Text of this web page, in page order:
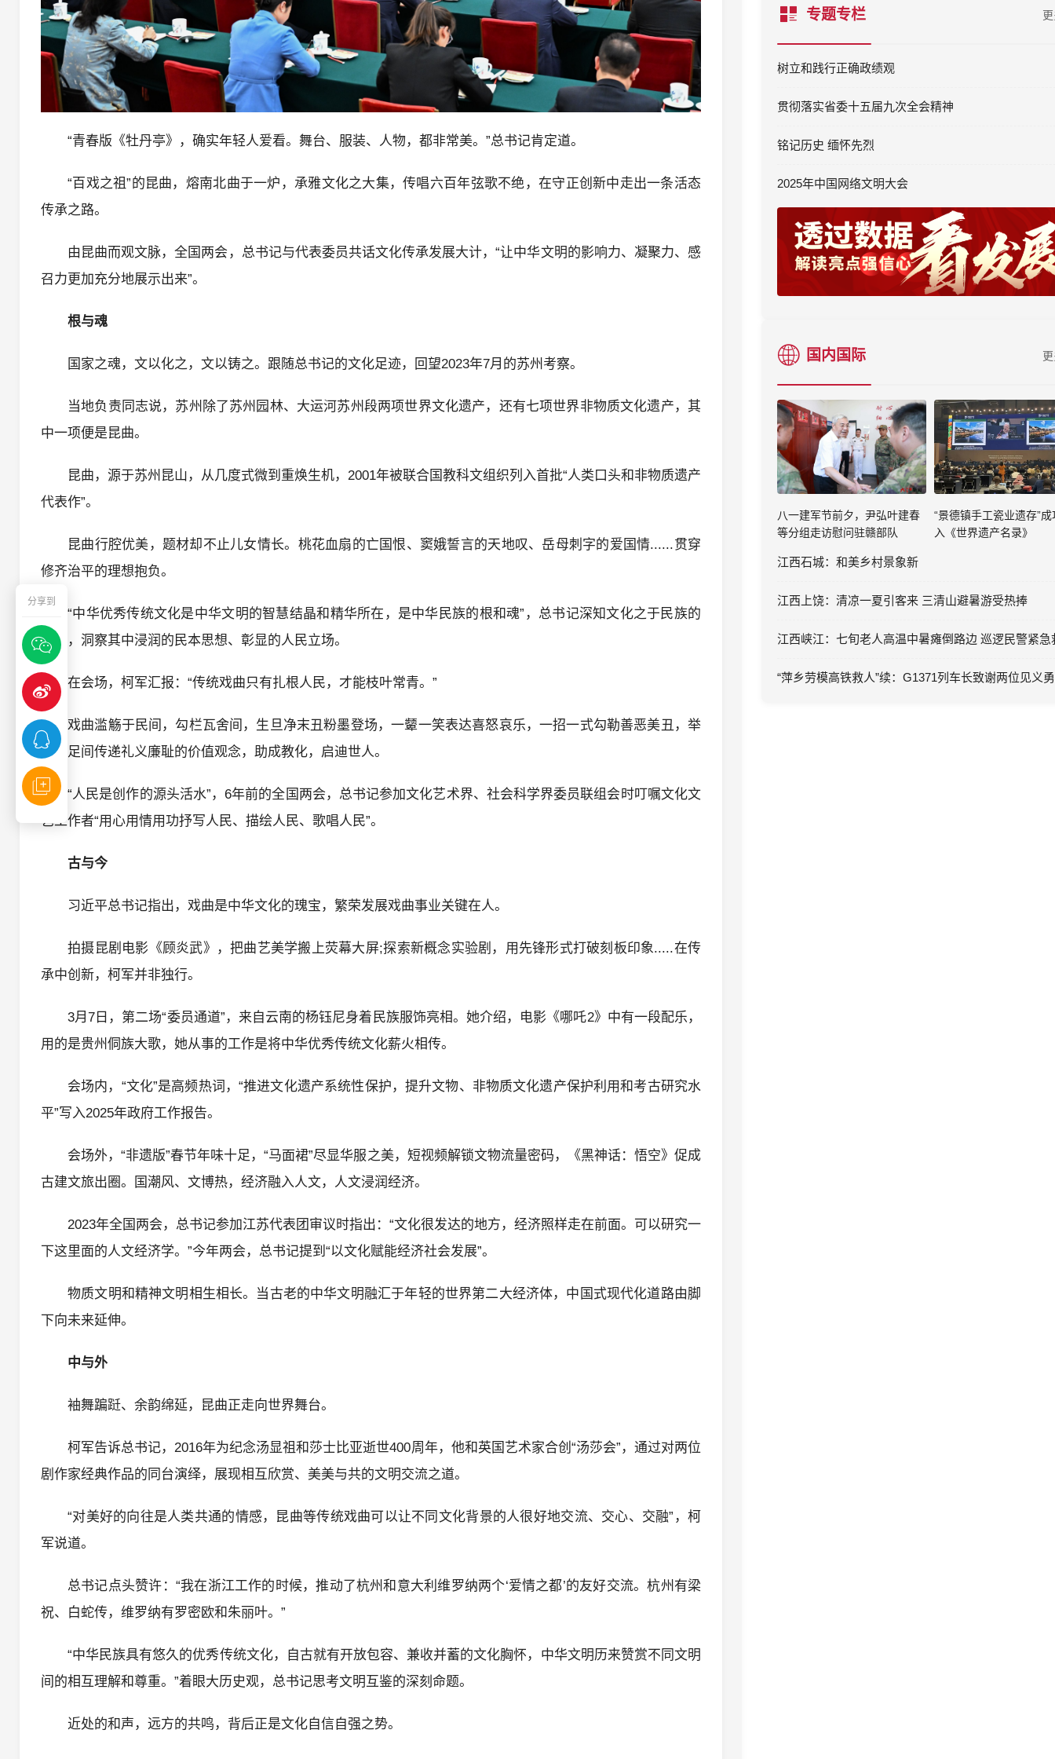
分享到
“青春版《牡丹亭》，确实年轻人爱看。舞台、服装、人物，都非常美。”总书记肯定道。
“百戏之祖”的昆曲，熔南北曲于一炉，承雅文化之大集，传唱六百年弦歌不绝，在守正创新中走出一条活态
传承之路。
由昆曲而观文脉，全国两会，总书记与代表委员共话文化传承发展大计，“让中华文明的影响力、凝聚力、感
召力更加充分地展示出来”。
根与魂
国家之魂，文以化之，文以铸之。跟随总书记的文化足迹，回望2023年7月的苏州考察。
当地负责同志说，苏州除了苏州园林、大运河苏州段两项世界文化遗产，还有七项世界非物质文化遗产，其
中一项便是昆曲。
昆曲，源于苏州昆山，从几度式微到重焕生机，2001年被联合国教科文组织列入首批“人类口头和非物质遗产
代表作”。
昆曲行腔优美，题材却不止儿女情长。桃花血扇的亡国恨、窦娥誓言的天地叹、岳母刺字的爱国情......贯穿
修齐治平的理想抱负。
“中华优秀传统文化是中华文明的智慧结晶和精华所在，是中华民族的根和魂”，总书记深知文化之于民族的
意义，洞察其中浸润的民本思想、彰显的人民立场。
在会场，柯军汇报：“传统戏曲只有扎根人民，才能枝叶常青。”
戏曲滥觞于民间，勾栏瓦舍间，生旦净末丑粉墨登场，一颦一笑表达喜怒哀乐，一招一式勾勒善恶美丑，举
手投足间传递礼义廉耻的价值观念，助成教化，启迪世人。
“人民是创作的源头活水”，6年前的全国两会，总书记参加文化艺术界、社会科学界委员联组会时叮嘱文化文
艺工作者“用心用情用功抒写人民、描绘人民、歌唱人民”。
古与今
习近平总书记指出，戏曲是中华文化的瑰宝，繁荣发展戏曲事业关键在人。
拍摄昆剧电影《顾炎武》，把曲艺美学搬上荧幕大屏;探索新概念实验剧，用先锋形式打破刻板印象.....在传
承中创新，柯军并非独行。
3月7日，第二场“委员通道”，来自云南的杨钰尼身着民族服饰亮相。她介绍，电影《哪吒2》中有一段配乐，
用的是贵州侗族大歌，她从事的工作是将中华优秀传统文化薪火相传。
会场内，“文化”是高频热词，“推进文化遗产系统性保护，提升文物、非物质文化遗产保护利用和考古研究水
平”写入2025年政府工作报告。
会场外，“非遗版”春节年味十足，“马面裙”尽显华服之美，短视频解锁文物流量密码，《黑神话：悟空》促成
古建文旅出圈。国潮风、文博热，经济融入人文，人文浸润经济。
2023年全国两会，总书记参加江苏代表团审议时指出：“文化很发达的地方，经济照样走在前面。可以研究一
下这里面的人文经济学。”今年两会，总书记提到“以文化赋能经济社会发展”。
物质文明和精神文明相生相长。当古老的中华文明融汇于年轻的世界第二大经济体，中国式现代化道路由脚
下向未来延伸。
中与外
袖舞蹁跹、余韵绵延，昆曲正走向世界舞台。
柯军告诉总书记，2016年为纪念汤显祖和莎士比亚逝世400周年，他和英国艺术家合创“汤莎会”，通过对两位
剧作家经典作品的同台演绎，展现相互欣赏、美美与共的文明交流之道。
“对美好的向往是人类共通的情感，昆曲等传统戏曲可以让不同文化背景的人很好地交流、交心、交融”，柯
军说道。
总书记点头赞许：“我在浙江工作的时候，推动了杭州和意大利维罗纳两个‘爱情之都’的友好交流。杭州有梁
祝、白蛇传，维罗纳有罗密欧和朱丽叶。”
“中华民族具有悠久的优秀传统文化，自古就有开放包容、兼收并蓄的文化胸怀，中华文明历来赞赏不同文明
间的相互理解和尊重。”着眼大历史观，总书记思考文明互鉴的深刻命题。
近处的和声，远方的共鸣，背后正是文化自信自强之势。
专题专栏
树立和践行正确政绩观
贯彻落实省委十五届九次全会精神
铭记历史 缅怀先烈
2025年中国网络文明大会
国内国际
八一建军节前夕，尹弘叶建春
等分组走访慰问驻赣部队
“景德镇手工瓷业遗存”成
入《世界遗产名录》
江西石城：和美乡村景象新
江西上饶：清凉一夏引客来 三清山避暑游受热捧
江西峡江：七旬老人高温中暑瘫倒路边 巡逻民警紧急